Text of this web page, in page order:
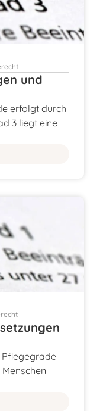
und
erfolgt durch
3 liegt eine